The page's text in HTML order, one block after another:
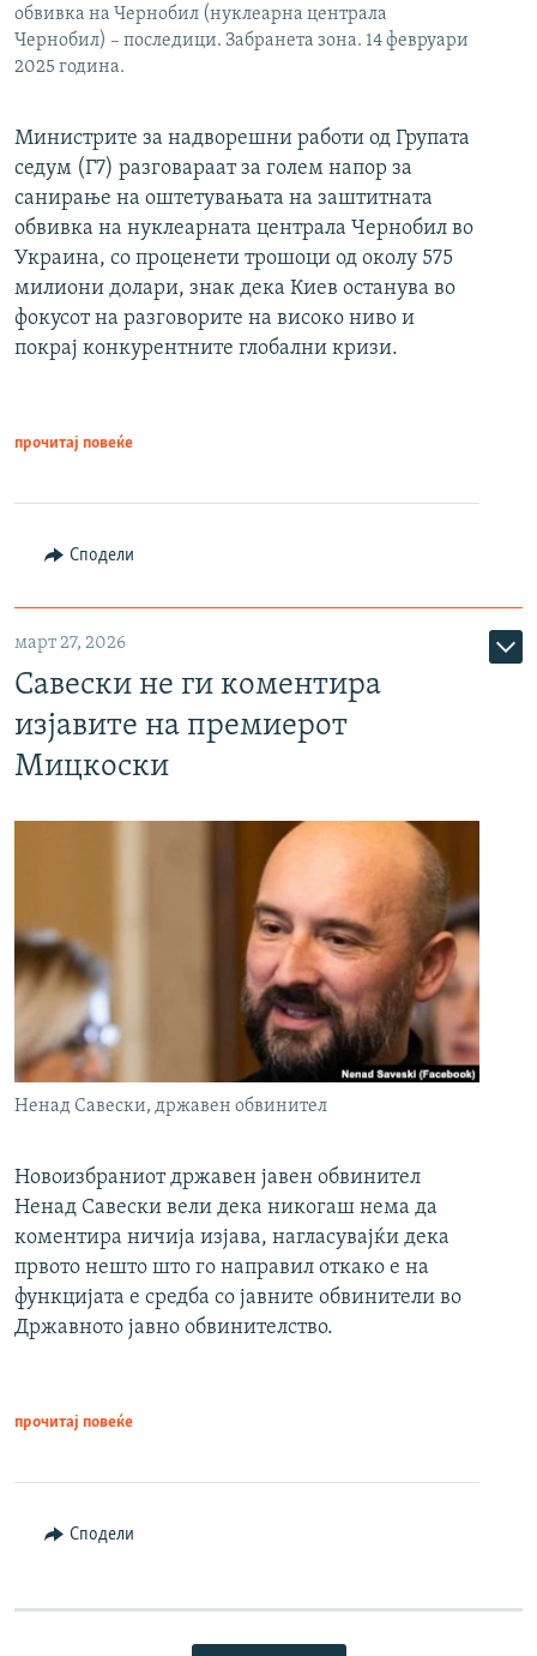
обвивка на Чернобил (нуклеарна централа
Чернобил) – последици. Забранета зона. 14 февруари
2025 година.
Министрите за надворешни работи од Групата
седум (Г7) разговараат за голем напор за
санирање на оштетувањата на заштитната
обвивка на нуклеарната централа Чернобил во
Украина, со проценети трошоци од околу 575
милиони долари, знак дека Киев останува во
фокусот на разговорите на високо ниво и
покрај конкурентните глобални кризи.
прочитај повеќе
Сподели
март 27, 2026
Савески не ги коментира
изјавите на премиерот
Мицкоски
Ненад Савески, државен обвинител
Новоизбраниот државен јавен обвинител
Ненад Савески вели дека никогаш нема да
коментира ничија изјава, нагласувајќи дека
првото нешто што го направил откако е на
функцијата е средба со јавните обвинители во
Државното јавно обвинителство.
прочитај повеќе
Сподели